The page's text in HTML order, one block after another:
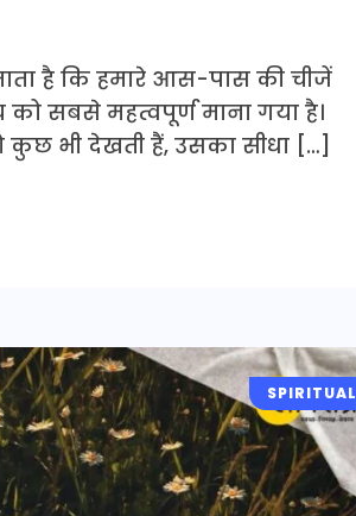
है कि हमारे आस-पास की चीजें
सबसे महत्वपूर्ण माना गया है।
भी देखती हैं, उसका सीधा […]
SPIRITUAL